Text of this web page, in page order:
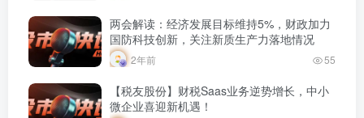
两会解读：经济发展目标维持5%，财政加力
国防科技创新，关注新质生产力落地情况
2年前 55
【税友股份】财税Saas业务逆势增长，中小
微企业喜迎新机遇！